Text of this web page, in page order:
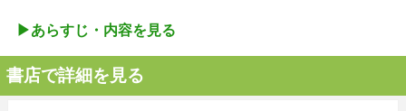
▶︎あらすじ・内容を見る
書店で詳細を見る